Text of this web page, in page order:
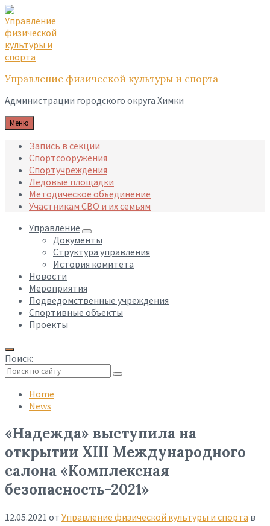
Skip
to
content
Skip
to
main
navigation
Skip
to
footer
Управление физической культуры и спорта
Администрации городского округа Химки
Меню
Запись в секции
Спортсооружения
Спортучреждения
Ледовые площадки
Методическое объединение
Участникам СВО и их семьям
Управление
Документы
Структура управления
История комитета
Новости
Мероприятия
Подведомственные учреждения
Спортивные объекты
Проекты
Поиск:
search
Home
News
«Надежда» выступила на
открытии XIII Международного
салона «Комплексная
безопасность-2021»
12.05.2021 от Управление физической культуры и спорта в